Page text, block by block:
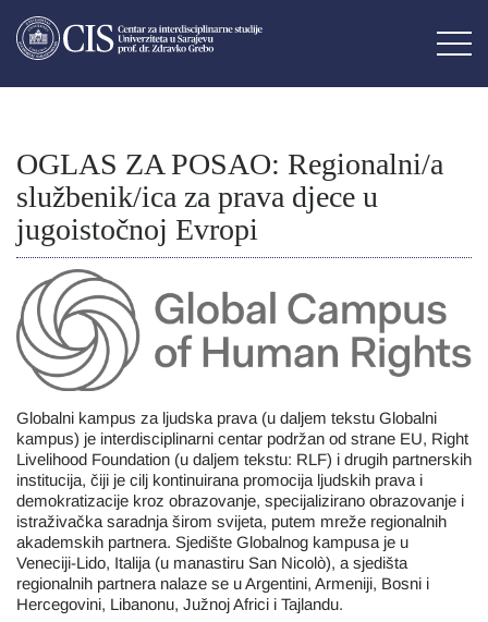
OGLAS ZA POSAO: Regionalni/a
službenik/ica za prava djece u
jugoistočnoj Evropi
Globalni kampus za ljudska prava (u daljem tekstu Globalni
kampus) je interdisciplinarni centar podržan od strane EU, Right
Livelihood Foundation (u daljem tekstu: RLF) i drugih partnerskih
institucija, čiji je cilj kontinuirana promocija ljudskih prava i
demokratizacije kroz obrazovanje, specijalizirano obrazovanje i
istraživačka saradnja širom svijeta, putem mreže regionalnih
akademskih partnera. Sjedište Globalnog kampusa je u
Veneciji-Lido, Italija (u manastiru San Nicolò), a sjedišta
regionalnih partnera nalaze se u Argentini, Armeniji, Bosni i
Hercegovini, Libanonu, Južnoj Africi i Tajlandu.